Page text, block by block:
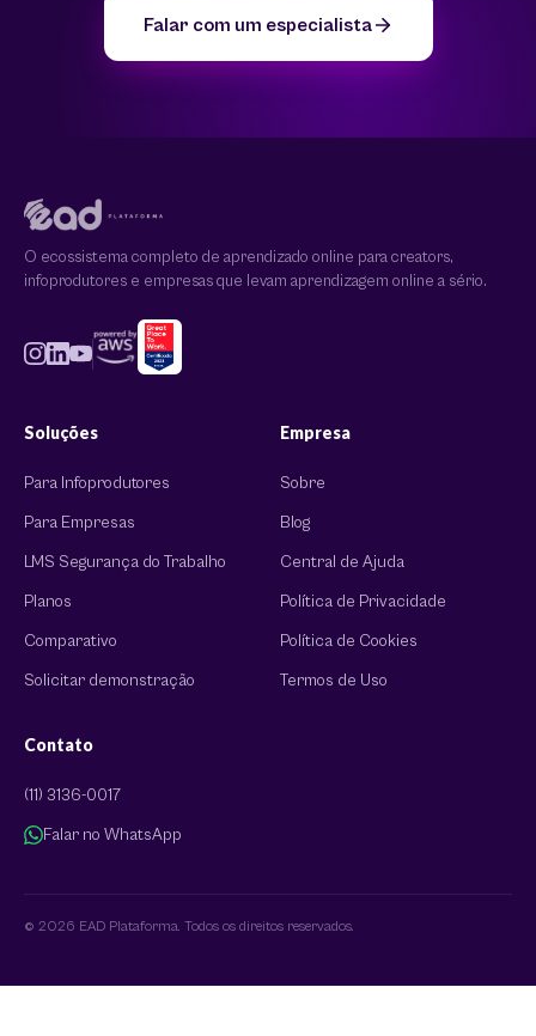
Falar com um especialista
O ecossistema completo de aprendizado online para creators,
infoprodutores e empresas que levam aprendizagem online a sério.
Soluções
Para Infoprodutores
Para Empresas
LMS Segurança do Trabalho
Planos
Comparativo
Solicitar demonstração
Empresa
Sobre
Blog
Central de Ajuda
Política de Privacidade
Política de Cookies
Termos de Uso
Contato
(11) 3136-0017
Falar no WhatsApp
© 2026 EAD Plataforma. Todos os direitos reservados.